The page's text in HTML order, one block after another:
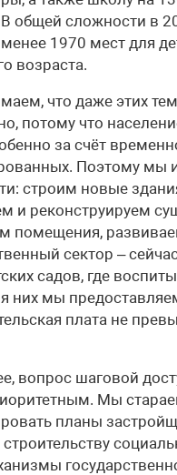
общей сложности в
1970 мест для
возраста.
что даже этих
потому что
за счёт
Поэтому мы
строим новые
и реконструируем
помещения,
сектор –
садов, где
них мы
плата не
вопрос шаговой
Мы
планы